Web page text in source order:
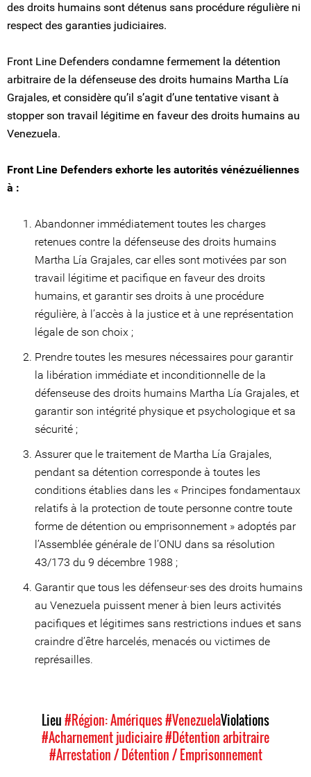
des droits humains sont détenus sans procédure régulière ni
respect des garanties judiciaires.
Front Line Defenders condamne fermement la détention
arbitraire de la défenseuse des droits humains Martha Lía
Grajales, et considère qu’il s’agit d’une tentative visant à
stopper son travail légitime en faveur des droits humains au
Venezuela.
Front Line Defenders exhorte les autorités vénézuéliennes
à :
Abandonner immédiatement toutes les charges
retenues contre la défenseuse des droits humains
Martha Lía Grajales, car elles sont motivées par son
travail légitime et pacifique en faveur des droits
humains, et garantir ses droits à une procédure
régulière, à l’accès à la justice et à une représentation
légale de son choix ;
Prendre toutes les mesures nécessaires pour garantir
la libération immédiate et inconditionnelle de la
défenseuse des droits humains Martha Lía Grajales, et
garantir son intégrité physique et psychologique et sa
sécurité ;
Assurer que le traitement de Martha Lía Grajales,
pendant sa détention corresponde à toutes les
conditions établies dans les « Principes fondamentaux
relatifs à la protection de toute personne contre toute
forme de détention ou emprisonnement » adoptés par
l’Assemblée générale de l’ONU dans sa résolution
43/173 du 9 décembre 1988 ;
Garantir que tous les défenseur·ses des droits humains
au Venezuela puissent mener à bien leurs activités
pacifiques et légitimes sans restrictions indues et sans
craindre d’être harcelés, menacés ou victimes de
représailles.
Lieu#Région: Amériques#VenezuelaViolations
#Acharnement judiciaire#Détention arbitraire
#Arrestation / Détention / Emprisonnement